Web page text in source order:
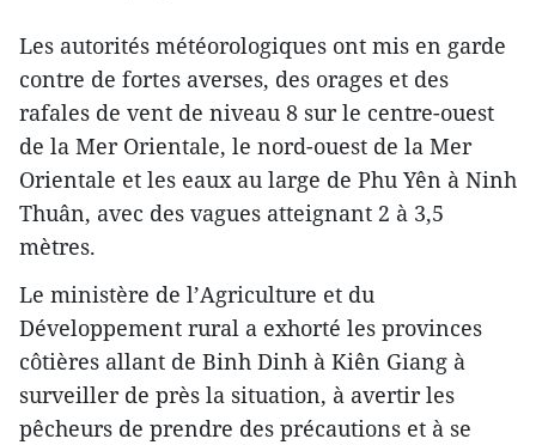
Les autorités météorologiques ont mis en garde
contre de fortes averses, des orages et des
rafales de vent de niveau 8 sur le centre-ouest
de la Mer Orientale, le nord-ouest de la Mer
Orientale et les eaux au large de Phu Yên à Ninh
Thuân, avec des vagues atteignant 2 à 3,5
mètres.
Le ministère de l’Agriculture et du
Développement rural a exhorté les provinces
côtières allant de Binh Dinh à Kiên Giang à
surveiller de près la situation, à avertir les
pêcheurs de prendre des précautions et à se